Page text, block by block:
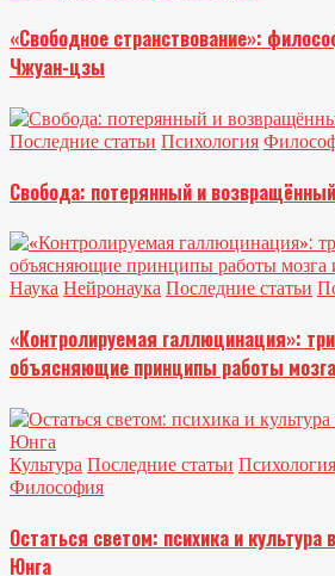
«Свободное странствование»:
Чжуан-цзы
Последние статьи Психология
Свобода: потерянный и
Наука Нейронаука Последние статьи
«Контролируемая галлюцинация»:
объясняющие принципы работы
Культура Последние статьи Психология
Философия
Остаться светом: психика и
Юнга